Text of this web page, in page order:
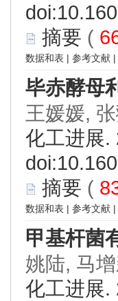
doi:
摘要 (
数据和表 | 参考文献 |
毕赤酵母
王媛媛,
化工进展
doi:
摘要 (
数据和表 | 参考文献 |
甲基杆菌
姚陆, 马
化工进展